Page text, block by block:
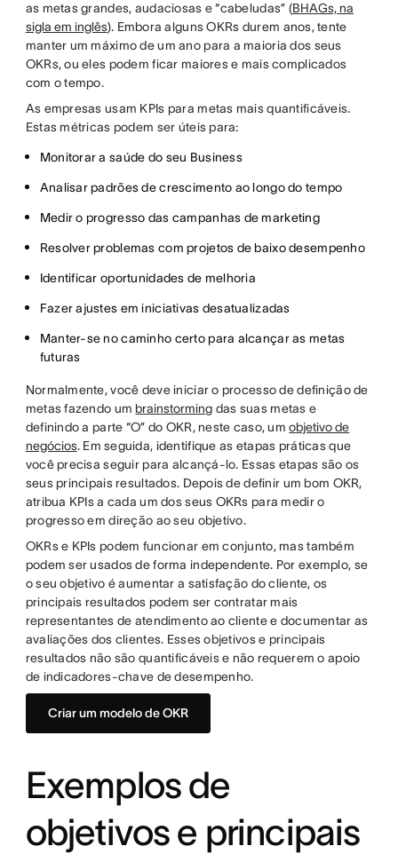
as metas grandes, audaciosas e “cabeludas” (BHAGs, na
sigla em inglês). Embora alguns OKRs durem anos, tente
manter um máximo de um ano para a maioria dos seus
OKRs, ou eles podem ficar maiores e mais complicados
com o tempo.
As empresas usam KPIs para metas mais quantificáveis.
Estas métricas podem ser úteis para:
Monitorar a saúde do seu Business
Analisar padrões de crescimento ao longo do tempo
Medir o progresso das campanhas de marketing
Resolver problemas com projetos de baixo desempenho
Identificar oportunidades de melhoria
Fazer ajustes em iniciativas desatualizadas
Manter-se no caminho certo para alcançar as metas
futuras
Normalmente, você deve iniciar o processo de definição de
metas fazendo um brainstorming das suas metas e
definindo a parte “O” do OKR, neste caso, umobjetivo de
negócios. Em seguida, identifique as etapas práticas que
você precisa seguir para alcançá-lo. Essas etapas são os
seus principais resultados. Depois de definir um bom OKR,
atribua KPIs a cada um dos seus OKRs para medir o
progresso em direção ao seu objetivo.
OKRs e KPIs podem funcionar em conjunto, mas também
podem ser usados de forma independente. Por exemplo, se
o seu objetivo é aumentar a satisfação do cliente, os
principais resultados podem ser contratar mais
representantes de atendimento ao cliente e documentar as
avaliações dos clientes. Esses objetivos e principais
resultados não são quantificáveis e não requerem o apoio
de indicadores-chave de desempenho.
Criar um modelo de OKR
Exemplos de
objetivos e principais